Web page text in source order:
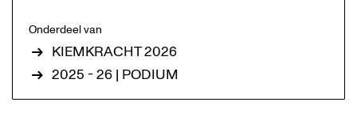
Onderdeel van
KIEMKRACHT 2026
2025 - 26 | PODIUM